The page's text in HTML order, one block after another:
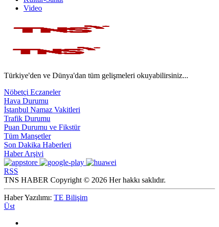
Video
Türkiye'den ve Dünya'dan tüm gelişmeleri okuyabilirsiniz...
Nöbetçi Eczaneler
Hava Durumu
İstanbul Namaz Vakitleri
Trafik Durumu
Puan Durumu ve Fikstür
Tüm Manşetler
Son Dakika Haberleri
Haber Arşivi
RSS
TNS HABER Copyright © 2026 Her hakkı saklıdır.
Haber Yazılımı: TE Bilişim
Üst